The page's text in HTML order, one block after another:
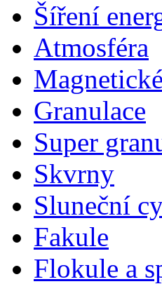
Šíření
Atmosféra
Granulace
Super
Skvrny
Sluneční
Fakule
Flokule a